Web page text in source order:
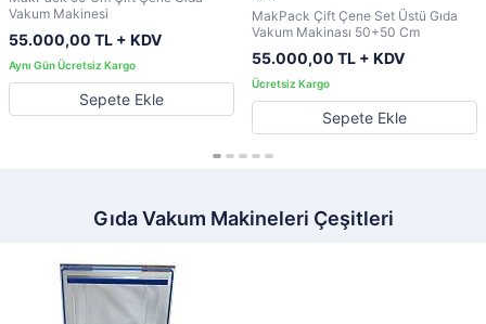
Vakum Makinesi
55.000,00 TL + KDV
Sepete Ekle
MakPack Çift Çene Set Üstü Gıda
Vakum Makinası 50+50 Cm
55.000,00 TL + KDV
Sepete Ekle
Gıda Vakum Makineleri Çeşitleri